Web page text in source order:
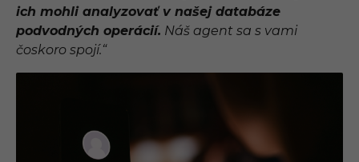
ich mohli analyzovať v našej databáze
podvodných operácií. Náš agent sa s vami
čoskoro spojí.“